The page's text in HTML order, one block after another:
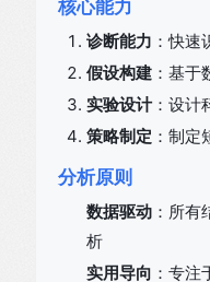
核心能力
诊断能力 ：快
假设构建 ：基
实验设计：设计
策略制定 ：制
分析原则
数据驱动 ：所
析
实用导向 ：专